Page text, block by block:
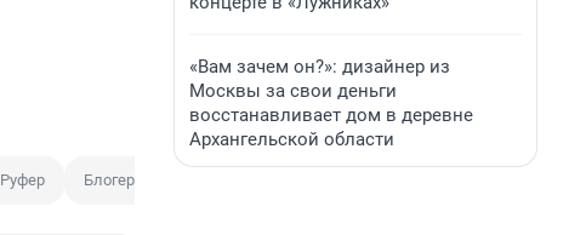
Руфер Блогер
«Вам зачем он?»: дизайнер из
Москвы за свои деньги
восстанавливает дом в деревне
Архангельской области